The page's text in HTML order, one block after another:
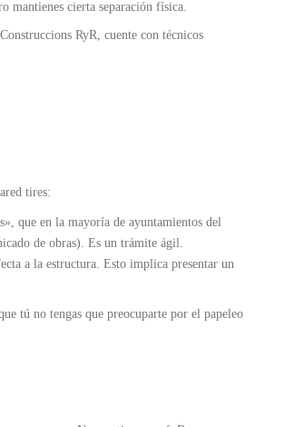
mantienes cierta separación física.
RyR, cuente con técnicos
tires:
que en la mayoría de ayuntamientos del
de obras). Es un trámite ágil.
a la estructura. Esto implica presentar un
tú no tengas que preocuparte por el papeleo